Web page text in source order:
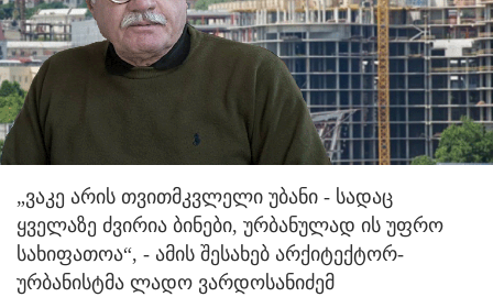
„ვაკე არის თვითმკვლელი უბანი - სადაც
ყველაზე ძვირია ბინები, ურბანულად ის უფრო
სახიფათოა“, - ამის შესახებ არქიტექტორ-
ურბანისტმა ლადო ვარდოსანიძემ